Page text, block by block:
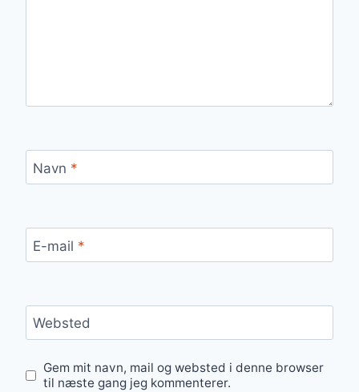
Navn *
E-mail *
Websted
Gem mit navn, mail og websted i denne browser
til næste gang jeg kommenterer.